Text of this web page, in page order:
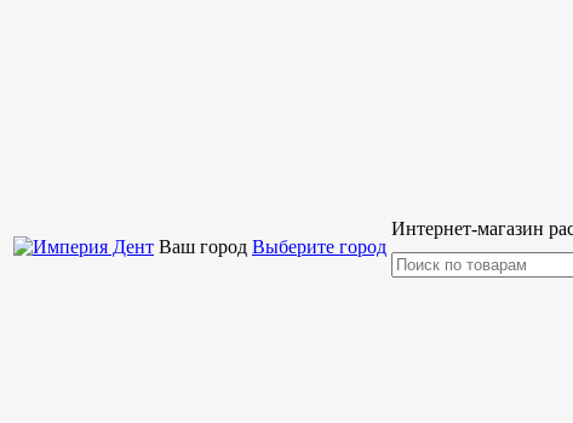
Ваш город Выберите город
Интернет-магазин